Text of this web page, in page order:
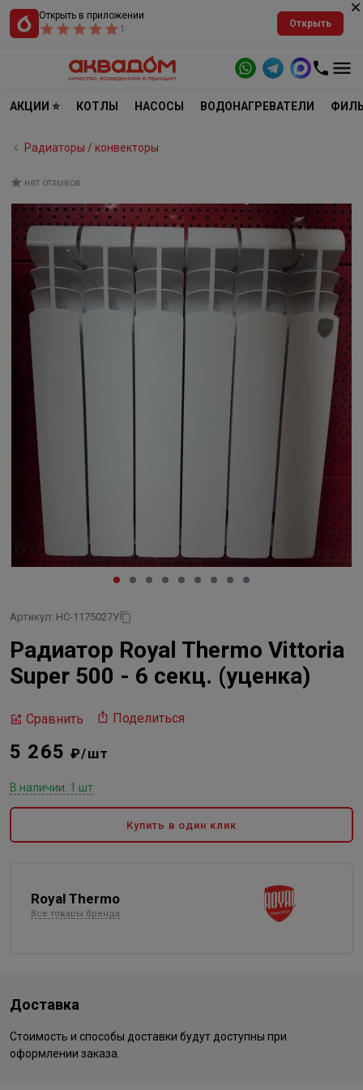
Открыть в приложении
1
Открыть
АКЦИИ ⭐ КОТЛЫ НАСОСЫ ВОДОНАГРЕВАТЕЛИ
Радиаторы / конвекторы
нет отзывов
Артикул: НС-1175027У
Радиатор Royal Thermo Vittoria
Super 500 - 6 секц. (уценка)
Сравнить Поделиться
5 265₽/шт
В наличии: 1 шт
Купить в один клик
Royal Thermo
Все товары бренда
Доставка
Стоимость и способы доставки будут доступны при
оформлении заказа.